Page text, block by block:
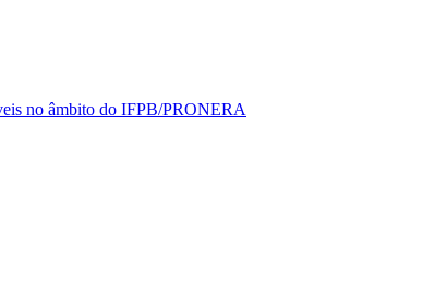
no âmbito do IFPB/PRONERA